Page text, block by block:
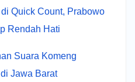
Quick Count, Prabowo
Rendah Hati
Suara Komeng
Jawa Barat